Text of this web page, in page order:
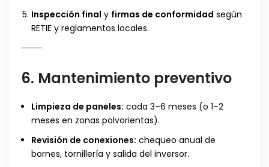
Inspección final y firmas de conformidad según
RETIE y reglamentos locales.
6. Mantenimiento preventivo
Limpieza de paneles: cada 3–6 meses (o 1–2
meses en zonas polvorientas).
Revisión de conexiones: chequeo anual de
bornes, tornillería y salida del inversor.